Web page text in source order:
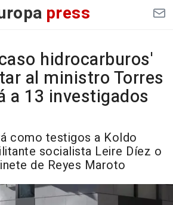
press
hidrocarburos'
al ministro Torres
a 13 investigados
como testigos a Koldo
socialista Leire Díez o
de Reyes Maroto